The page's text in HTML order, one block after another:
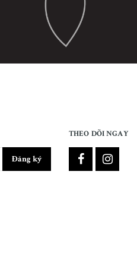
Đăng ký
THEO DÕI NGAY